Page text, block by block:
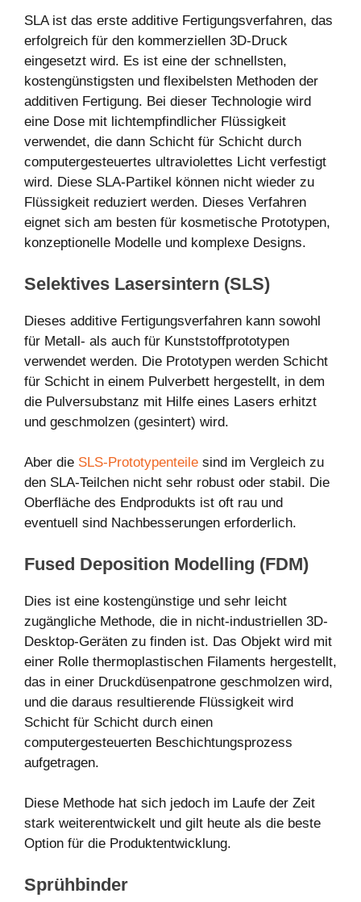
SLA ist das erste additive Fertigungsverfahren, das
erfolgreich für den kommerziellen 3D-Druck
eingesetzt wird. Es ist eine der schnellsten,
kostengünstigsten und flexibelsten Methoden der
additiven Fertigung. Bei dieser Technologie wird
eine Dose mit lichtempfindlicher Flüssigkeit
verwendet, die dann Schicht für Schicht durch
computergesteuertes ultraviolettes Licht verfestigt
wird. Diese SLA-Partikel können nicht wieder zu
Flüssigkeit reduziert werden. Dieses Verfahren
eignet sich am besten für kosmetische Prototypen,
konzeptionelle Modelle und komplexe Designs.
Selektives Lasersintern (SLS)
Dieses additive Fertigungsverfahren kann sowohl
für Metall- als auch für Kunststoffprototypen
verwendet werden. Die Prototypen werden Schicht
für Schicht in einem Pulverbett hergestellt, in dem
die Pulversubstanz mit Hilfe eines Lasers erhitzt
und geschmolzen (gesintert) wird.
Aber die SLS-Prototypenteile sind im Vergleich zu
den SLA-Teilchen nicht sehr robust oder stabil. Die
Oberfläche des Endprodukts ist oft rau und
eventuell sind Nachbesserungen erforderlich.
Fused Deposition Modelling (FDM)
Dies ist eine kostengünstige und sehr leicht
zugängliche Methode, die in nicht-industriellen 3D-
Desktop-Geräten zu finden ist. Das Objekt wird mit
einer Rolle thermoplastischen Filaments hergestellt,
das in einer Druckdüsenpatrone geschmolzen wird,
und die daraus resultierende Flüssigkeit wird
Schicht für Schicht durch einen
computergesteuerten Beschichtungsprozess
aufgetragen.
Diese Methode hat sich jedoch im Laufe der Zeit
stark weiterentwickelt und gilt heute als die beste
Option für die Produktentwicklung.
Sprühbinder